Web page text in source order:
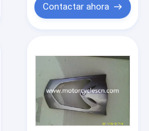
Contactar ahora